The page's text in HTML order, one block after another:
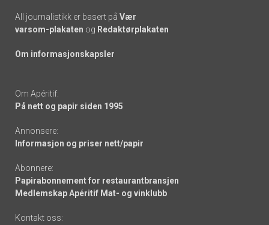
All journalistikk er basert på Vær
varsom-plakaten og Redaktørplakaten
Om informasjonskapsler
Om Apéritif:
På nett og papir siden 1995
Annonsere:
Informasjon og priser nett/papir
Abonnere:
Papirabonnement for restaurantbransjen
Medlemskap Apéritif Mat- og vinklubb
Kontakt oss: